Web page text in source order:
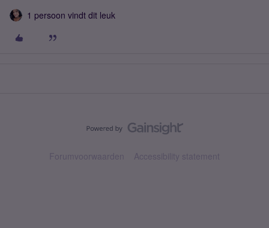
1 persoon vindt dit leuk
Forumvoorwaarden Accessibility statement